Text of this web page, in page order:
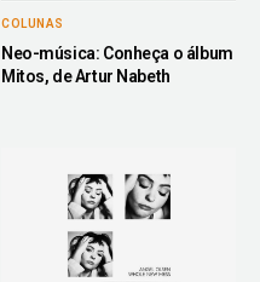
COLUNAS
Neo-música: Conheça o álbum
Mitos, de Artur Nabeth